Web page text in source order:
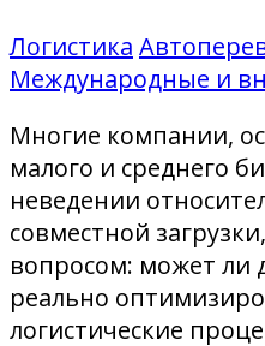
Логистика
Международные и
Многие компании,
малого и среднего
неведении
совместной
вопросом: может ли
реально
логистические